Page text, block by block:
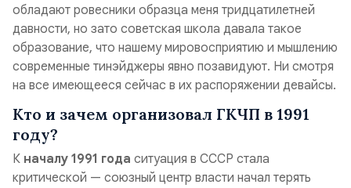
обладают ровесники образца меня тридцатилетней
давности, но зато советская школа давала такое
образование, что нашему мировосприятию и мышлению
современные тинэйджеры явно позавидуют. Ни смотря
на все имеющееся сейчас в их распоряжении девайсы.
Кто и зачем организовал ГКЧП в 1991
году?
К началу 1991 года ситуация в СССР стала
критической — союзный центр власти начал терять